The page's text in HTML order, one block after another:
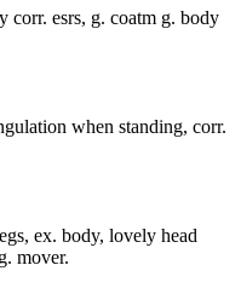
corr. esrs, g. coatm g. body
when standing, corr.
ex. body, lovely head
mover.